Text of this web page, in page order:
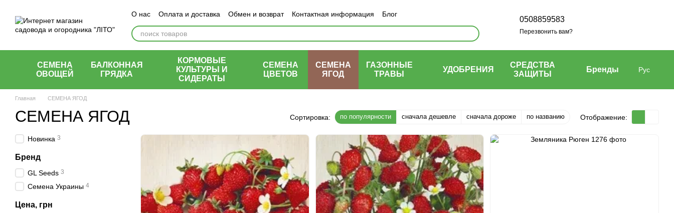
О нас Оплата и доставка Обмен и возврат Контактная информация Блог
0508859583
Перезвонить вам?
СЕМЕНА
ОВОЩЕЙ
БАЛКОННАЯ
ГРЯДКА
КОРМОВЫЕ
КУЛЬТУРЫ И
СИДЕРАТЫ
СЕМЕНА
ЦВЕТОВ
СЕМЕНА
ЯГОД
ГАЗОННЫЕ
ТРАВЫ
УДОБРЕНИЯ
СРЕДСТВА
ЗАЩИТЫ
Бренды Рус
Главная СЕМЕНА ЯГОД
СЕМЕНА ЯГОД Сортировка: по популярности сначала дешевле сначала дороже по названию Отображение:
Новинка 3
Бренд
GL Seeds 3
Семена Украины 4
Цена, грн